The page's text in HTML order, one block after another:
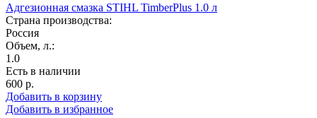
Адгезионная смазка STIHL TimberPlus 1.0 л
Страна производства:
Россия
Объем, л.:
1.0
Есть в наличии
600 р.
Добавить в корзину
Добавить в избранное